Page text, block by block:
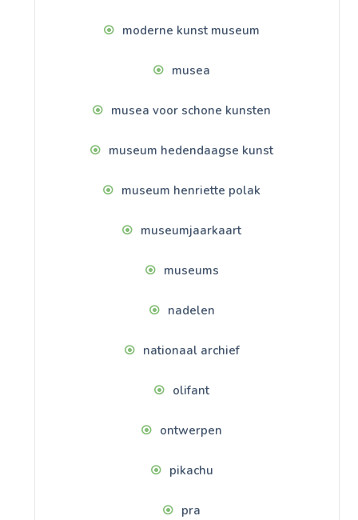
moderne kunst museum
musea
musea voor schone kunsten
museum hedendaagse kunst
museum henriette polak
museumjaarkaart
museums
nadelen
nationaal archief
olifant
ontwerpen
pikachu
pra